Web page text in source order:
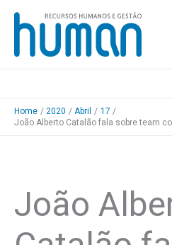
Skip
content
Home 2020 Abril
17
João Alberto Catalão fala sobre team
João